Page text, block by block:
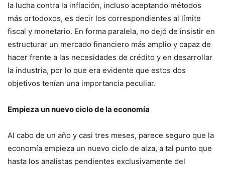
la lucha contra la inflación, incluso aceptando métodos
más ortodoxos, es decir los correspondientes al límite
fiscal y monetario. En forma paralela, no dejó de insistir en
estructurar un mercado financiero más amplio y capaz de
hacer frente a las necesidades de crédito y en desarrollar
la industria, por lo que era evidente que estos dos
objetivos tenían una importancia peculiar.
Empieza un nuevo ciclo de la economía
Al cabo de un año y casi tres meses, parece seguro que la
economía empieza un nuevo ciclo de alza, a tal punto que
hasta los analistas pendientes exclusivamente del